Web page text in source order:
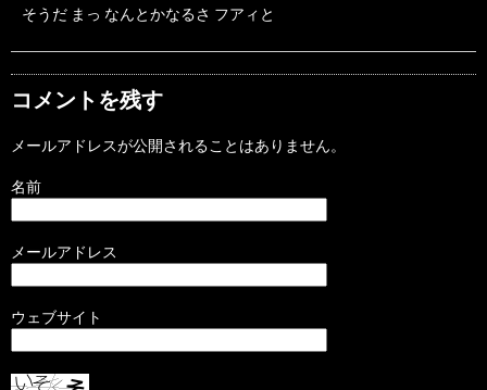
そうだ まっ なんとかなるさ フアィと
コメントを残す
メールアドレスが公開されることはありません。
名前
メールアドレス
ウェブサイト